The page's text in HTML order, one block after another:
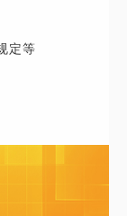
定等